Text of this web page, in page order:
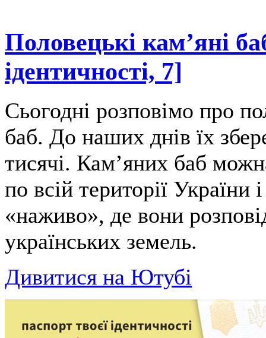
Половецькі камʼяні
ідентичності, 7]
Сьогодні розповімо про
баб. До наших днів їх
тисячі. Камʼяних баб
по всій території України
«наживо», де вони
українських земель.
Дивитися на Ютубі